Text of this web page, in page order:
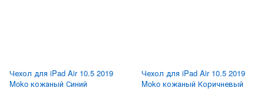
Чехол для iPad Air 10.5 2019
Moko кожаный Синий
Чехол для iPad Air 10.5 2019
Moko кожаный Коричневый